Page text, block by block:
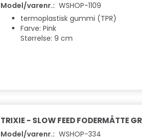
Model/varenr.: WSHOP-1109
termoplastisk gummi (TPR)
Farve: Pink
Størrelse: 9 cm
TRIXIE - SLOW FEED FODERMÅTTE
Model/varenr.: WSHOP-334